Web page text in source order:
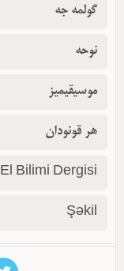
گولمه جه
نوحه
موسیقیمیز
هر قونودان
El Bilimi Dergisi
Şəkil